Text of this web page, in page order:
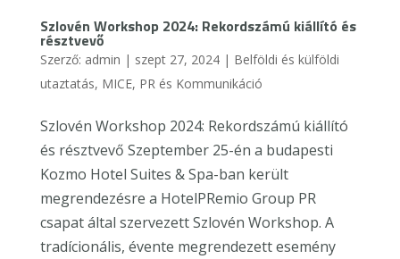
Szlovén Workshop 2024: Rekordszámú kiállító és
résztvevő
Szerző: admin | szept 27, 2024| Belföldi és külföldi
utaztatás, MICE, PR és Kommunikáció
Szlovén Workshop 2024: Rekordszámú kiállító
és résztvevő Szeptember 25-én a budapesti
Kozmo Hotel Suites & Spa-ban került
megrendezésre a HotelPRemio Group PR
csapat által szervezett Szlovén Workshop. A
tradícionális, évente megrendezett esemény